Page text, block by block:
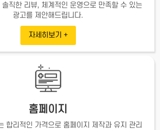
솔직한 리뷰, 체계적인 운영으로 만족할 수 있는
광고를 제안해드립니다.
자세히보기 +
홈페이지
합리적인 가격으로 홈페이지 제작과 유지 관리